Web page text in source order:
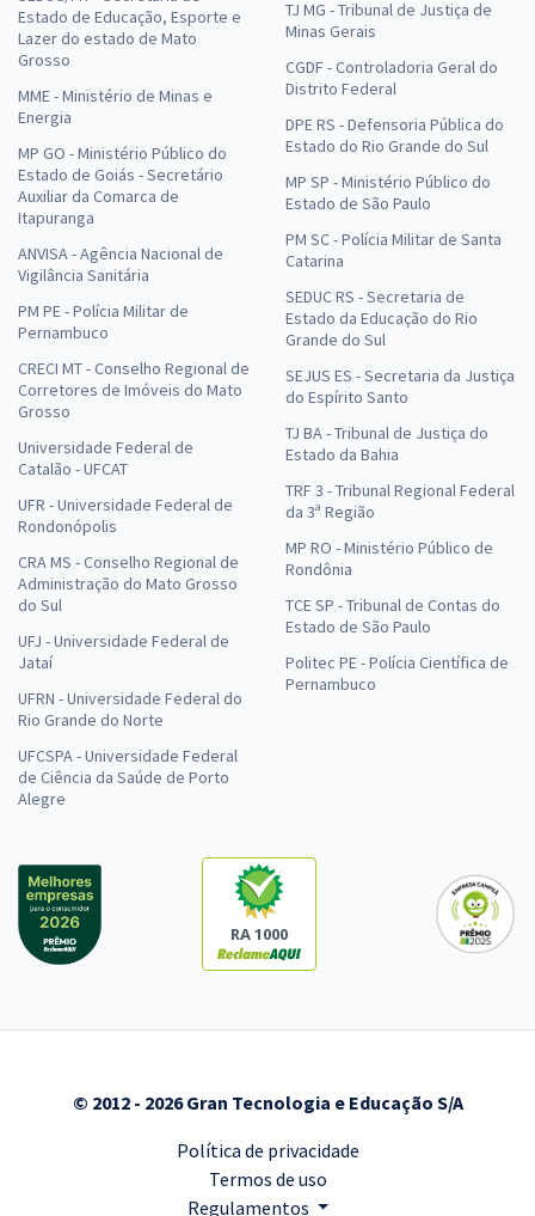
Estado de Educação, Esporte e
Lazer do estado de Mato
Grosso
MME - Ministério de Minas e
Energia
MP GO - Ministério Público do
Estado de Goiás - Secretário
Auxiliar da Comarca de
Itapuranga
ANVISA - Agência Nacional de
Vigilância Sanitária
PM PE - Polícia Militar de
Pernambuco
CRECI MT - Conselho Regional de
Corretores de Imóveis do Mato
Grosso
Universidade Federal de
Catalão - UFCAT
UFR - Universidade Federal de
Rondonópolis
CRA MS - Conselho Regional de
Administração do Mato Grosso
do Sul
UFJ - Universidade Federal de
Jataí
UFRN - Universidade Federal do
Rio Grande do Norte
UFCSPA - Universidade Federal
de Ciência da Saúde de Porto
Alegre
TJ MG - Tribunal de Justiça de
Minas Gerais
CGDF - Controladoria Geral do
Distrito Federal
DPE RS - Defensoria Pública do
Estado do Rio Grande do Sul
MP SP - Ministério Público do
Estado de São Paulo
PM SC - Polícia Militar de Santa
Catarina
SEDUC RS - Secretaria de
Estado da Educação do Rio
Grande do Sul
SEJUS ES - Secretaria da Justiça
do Espírito Santo
TJ BA - Tribunal de Justiça do
Estado da Bahia
TRF 3 - Tribunal Regional Federal
da 3ª Região
MP RO - Ministério Público de
Rondônia
TCE SP - Tribunal de Contas do
Estado de São Paulo
Politec PE - Polícia Científica de
Pernambuco
RA 1000
© 2012 - 2026 Gran Tecnologia e Educação S/A
Política de privacidade
Termos de uso
Regulamentos